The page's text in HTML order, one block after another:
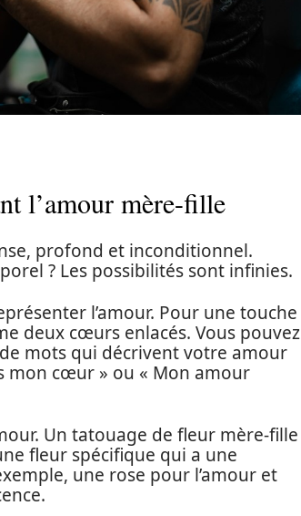
l’amour mère-fille
profond et inconditionnel.
? Les possibilités sont infinies.
l’amour. Pour une touche
deux cœurs enlacés. Vous pouvez
mots qui décrivent votre amour
mon cœur » ou « Mon amour
Un tatouage de fleur mère-fille
fleur spécifique qui a une
une rose pour l’amour et